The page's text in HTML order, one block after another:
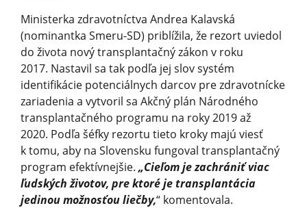
Ministerka zdravotníctva Andrea Kalavská
(nominantka Smeru-SD) priblížila, že rezort uviedol
do života nový transplantačný zákon v roku
2017. Nastavil sa tak podľa jej slov systém
identifikácie potenciálnych darcov pre zdravotnícke
zariadenia a vytvoril sa Akčný plán Národného
transplantačného programu na roky 2019 až
2020. Podľa šéfky rezortu tieto kroky majú viesť
k tomu, aby na Slovensku fungoval transplantačný
program efektívnejšie. „Cieľom je zachrániť viac
ľudských životov, pre ktoré je transplantácia
jedinou možnosťou liečby,“ komentovala.